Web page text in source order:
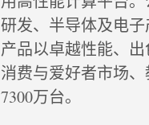
研发、半导体及电
产品以卓越性能、
消费与爱好者市场
7300万台。